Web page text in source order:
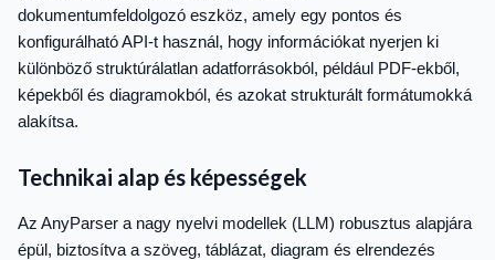
dokumentumfeldolgozó eszköz, amely egy pontos és
konfigurálható API-t használ, hogy információkat nyerjen ki
különböző struktúrálatlan adatforrásokból, például PDF-ekből,
képekből és diagramokból, és azokat strukturált formátumokká
alakítsa.
Technikai alap és képességek
Az AnyParser a nagy nyelvi modellek (LLM) robusztus alapjára
épül, biztosítva a szöveg, táblázat, diagram és elrendezés